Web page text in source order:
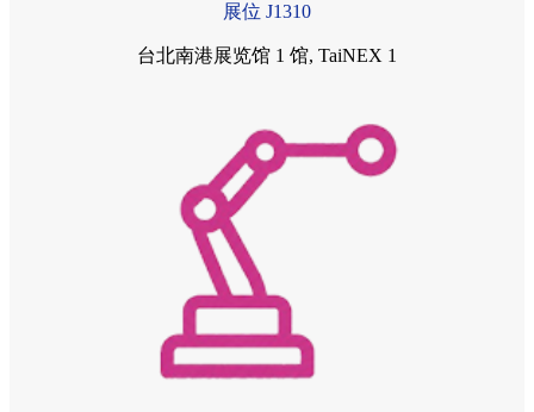
展位 J1310
台北南港展览馆 1 馆, TaiNEX 1